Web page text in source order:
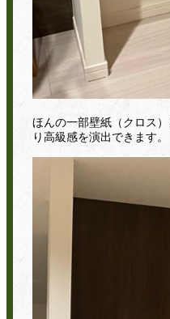
ほんの一部壁紙（クロス
り高級感を演出できます。